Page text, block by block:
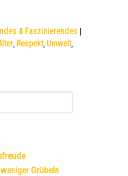
& Faszinierendes
, Respekt,Umwelt,
Grübeln